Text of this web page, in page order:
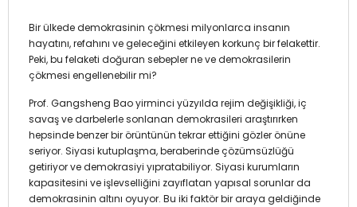
Bir ülkede demokrasinin çökmesi milyonlarca insanın
hayatını, refahını ve geleceğini etkileyen korkunç bir felakettir.
Peki, bu felaketi doğuran sebepler ne ve demokrasilerin
çökmesi engellenebilir mi?
Prof. Gangsheng Bao yirminci yüzyılda rejim değişikliği, iç
savaş ve darbelerle sonlanan demokrasileri araştırırken
hepsinde benzer bir örüntünün tekrar ettiğini gözler önüne
seriyor. Siyasi kutuplaşma, beraberinde çözümsüzlüğü
getiriyor ve demokrasiyi yıpratabiliyor. Siyasi kurumların
kapasitesini ve işlevselliğini zayıflatan yapısal sorunlar da
demokrasinin altını oyuyor. Bu iki faktör bir araya geldiğinde